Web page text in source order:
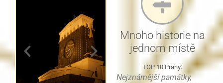
Mnoho historie na
jednom místě
TOP 10 Prahy:
Nejznámější památky,